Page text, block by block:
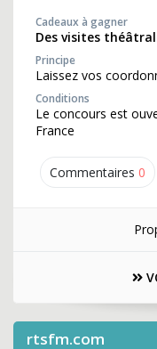
Commentaires 0
Cadeaux à gagner
Des visites
Principe
Laissez vos
Conditions
Le concours est
France
rtsfm.com